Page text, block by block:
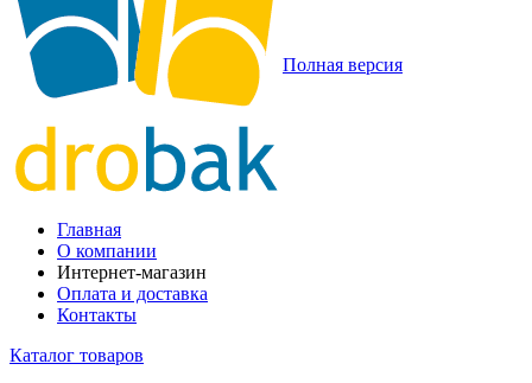
Полная версия
Главная
О компании
Интернет-магазин
Оплата и доставка
Контакты
Каталог товаров